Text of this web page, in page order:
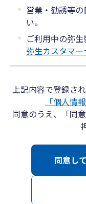
営業・勧誘等
い。
ご利用中の弥生
弥生カスタマー
上記内容で登録さ
「個人情
同意のうえ、「同
同意し